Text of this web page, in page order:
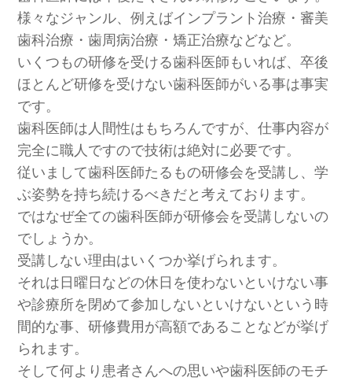
様々なジャンル、例えばインプラント治療・審美
歯科治療・歯周病治療・矯正治療などなど。
いくつもの研修を受ける歯科医師もいれば、卒後
ほとんど研修を受けない歯科医師がいる事は事実
です。
歯科医師は人間性はもちろんですが、仕事内容が
完全に職人ですので技術は絶対に必要です。
従いまして歯科医師たるもの研修会を受講し、学
ぶ姿勢を持ち続けるべきだと考えております。
ではなぜ全ての歯科医師が研修会を受講しないの
でしょうか。
受講しない理由はいくつか挙げられます。
それは日曜日などの休日を使わないといけない事
や診療所を閉めて参加しないといけないという時
間的な事、研修費用が高額であることなどが挙げ
られます。
そして何より患者さんへの思いや歯科医師のモチ